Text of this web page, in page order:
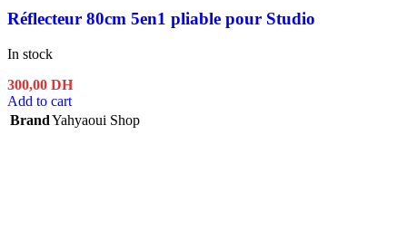
Réflecteur 80cm 5en1 pliable pour Studio
In stock
300,00 DH
Add to cart
BrandYahyaoui Shop